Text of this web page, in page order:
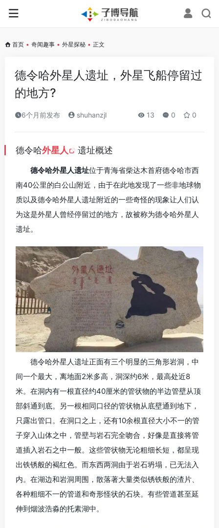
首页 • 奇闻趣事 • 外星探秘 • 正文
德令哈外星人遗址，外星飞船停留过
的地方?
6个月前发布 shuhanzjl 13 0 0
德令哈外星人 遗址概述
德令哈外星人遗址位于青海省柴达木首府德令哈市西
南40公里的白公山附近，由于在此地发现了一些非地球物
质以及德令哈外星人遗址附近的一些奇怪的现象让人们认
为这是外星人曾经停留过的地方，故被称为德令哈外星人
遗址。
德令哈外星人遗址正面有三个明显的三角形岩洞，中
间一个最大，离地面2米多高，洞深约6米，最高处近8
米。在洞内有一根直径约40厘米的管状物的半边管壁从顶
部斜通到底。另一根相同口径的管状物从底壁通到地下，
只露出管口。在洞口之上，还有10余根直径大小不一的管
子穿入山体之中，管壁与岩石完全吻合，好像是直接将管
道插入岩石之中一般。这些管状物无论粗细长短，都呈现
出铁锈般的褐红色。而东西两洞由于岩石坍塌，已无法入
内。在湖边和岩洞周围，散落著大量类似锈铁般的渣片、
各种粗细不一的管道和奇形怪状的石块。有些管道甚至延
伸到烟波浩淼的托素湖中。